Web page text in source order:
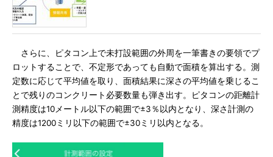
さらに、ピタコン上で未打設範囲の外周を一筆書きの要領でプ
ロットすることで、不定形であっても自動で面積を算出する。測
定数に応じて平均値を取り、面積結果に深さの平均値を乗じるこ
とで残りのコンクリート必要数量も弾き出す。ピタコンの距離計
測精度は10メートル以下の範囲で±3％以内となり、深さ計測の
精度は1200ミリ以下の範囲で±30ミリ以内となる。